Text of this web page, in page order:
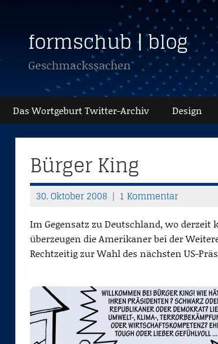
springenformschub | blog
Geschmackssachen
Das Wortgeburt Twitter-Archiv Design
Bürger King
30. Oktober 2008
T
h
o
m
s
1 Kommentar
Im Gegensatz zu Deutschland, wo
überzeugen die Amerikaner bei der
Rechtzeitig zur Wahl des nächsten US-